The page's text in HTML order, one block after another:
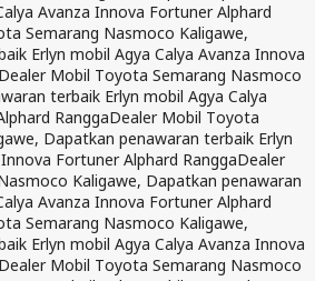
Avanza Innova Fortuner Alphard
Semarang Nasmoco Kaligawe,
Erlyn mobil Agya Calya Avanza Innova
Dealer Mobil Toyota Semarang Nasmoco
terbaik Erlyn mobil Agya Calya
RanggaDealer Mobil Toyota
Dapatkan penawaran terbaik Erlyn
Fortuner Alphard RanggaDealer
Kaligawe, Dapatkan penawaran
Avanza Innova Fortuner Alphard
Semarang Nasmoco Kaligawe,
Erlyn mobil Agya Calya Avanza Innova
Dealer Mobil Toyota Semarang Nasmoco